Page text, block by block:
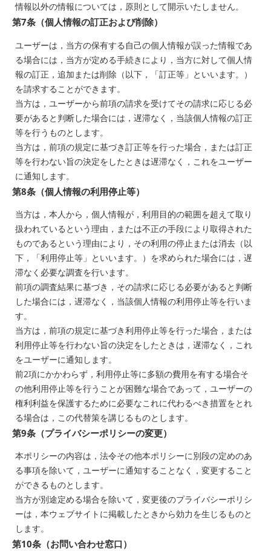
情報以外の情報については，原則として開示いたしません。
第7条（個人情報の訂正および削除）
ユーザーは，当方の保有する自己の個人情報が誤った情報であ
る場合には，当方が定める手続きにより，当方に対して個人情
報の訂正，追加または削除（以下，「訂正等」といいます。）
を請求することができます。
当方は，ユーザーから前項の請求を受けてその請求に応じる必
要があると判断した場合には，遅滞なく，当該個人情報の訂正
等を行うものとします。
当方は，前項の規定に基づき訂正等を行った場合，または訂正
等を行わない旨の決定をしたときは遅滞なく，これをユーザー
に通知します。
第8条（個人情報の利用停止等）
当方は，本人から，個人情報が，利用目的の範囲を超えて取り
扱われているという理由，または不正の手段により取得された
ものであるという理由により，その利用の停止または消去（以
下，「利用停止等」といいます。）を求められた場合には，遅
滞なく必要な調査を行います。
前項の調査結果に基づき，その請求に応じる必要があると判断
した場合には，遅滞なく，当該個人情報の利用停止等を行いま
す。
当方は，前項の規定に基づき利用停止等を行った場合，または
利用停止等を行わない旨の決定をしたときは，遅滞なく，これ
をユーザーに通知します。
前2項にかかわらず，利用停止等に多額の費用を有する場合そ
の他利用停止等を行うことが困難な場合であって，ユーザーの
権利利益を保護するために必要なこれに代わるべき措置をとれ
る場合は，この代替策を講じるものとします。
第9条（プライバシーポリシーの変更）
本ポリシーの内容は，法令その他本ポリシーに別段の定めのあ
る事項を除いて，ユーザーに通知することなく，変更すること
ができるものとします。
当方が別途定める場合を除いて，変更後のプライバシーポリシ
ーは，本ウェブサイトに掲載したときから効力を生じるものと
します。
第10条（お問い合わせ窓口）